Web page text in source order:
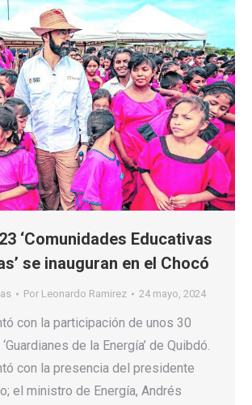
‘Comunidades Educativas
se inauguran en el Chocó
Por Leonardo Ramirez 24 mayo, 2024
con la participación de unos 30
de la Energía’ de Quibdó.
con la presencia del presidente
el ministro de Energía, Andrés